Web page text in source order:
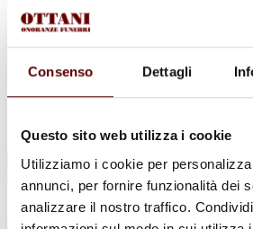
Consenso Dettagli
Questo sito web utilizza i cookie
Utilizziamo i cookie per
annunci, per fornire funzionalità dei
analizzare il nostro traffico.
Urne Cinerarie
Allestimento Funebre
Cofani Funebri
In caso di decesso
Necrologi
News
Info e Contatti
Cerca
per: